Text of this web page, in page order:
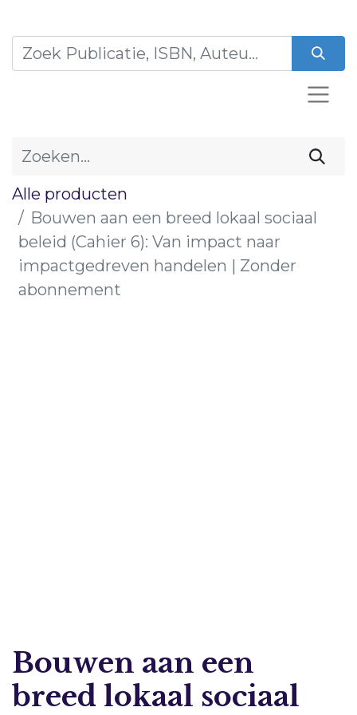
Alle producten
Bouwen aan een breed lokaal sociaal
beleid (Cahier 6): Van impact naar
impactgedreven handelen | Zonder
abonnement
Bouwen aan een
breed lokaal sociaal